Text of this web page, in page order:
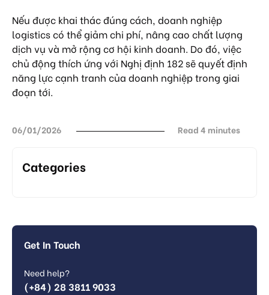
06/01/2026 Read 4 minutes
Categories
Get In Touch
Need help?
(+84) 28 3811 9033
Nếu được khai thác đúng cách, doanh nghiệp
logistics có thể giảm chi phí, nâng cao chất lượng
dịch vụ và mở rộng cơ hội kinh doanh. Do đó, việc
chủ động thích ứng với Nghị định 182 sẽ quyết định
năng lực cạnh tranh của doanh nghiệp trong giai
đoạn tới.